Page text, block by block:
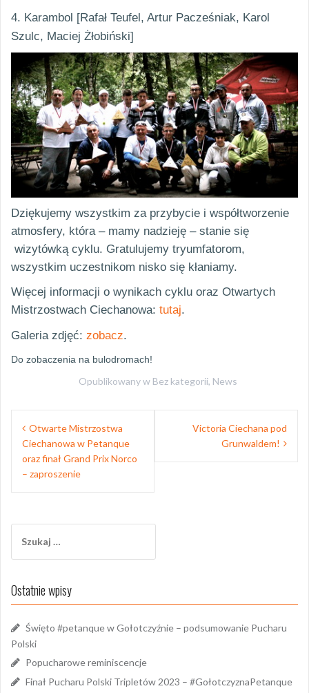
4. Karambol [Rafał Teufel, Artur Pacześniak, Karol
Szulc, Maciej Żłobiński]
Dziękujemy wszystkim za przybycie i współtworzenie
atmosfery, która – mamy nadzieję – stanie się
wizytówką cyklu. Gratulujemy tryumfatorom,
wszystkim uczestnikom nisko się kłaniamy.
Więcej informacji o wynikach cyklu oraz Otwartych
Mistrzostwach Ciechanowa: tutaj.
Galeria zdjęć: zobacz.
Do zobaczenia na bulodromach!
Opublikowany w Bez kategorii, News
Nawigacja
wpisu
Otwarte Mistrzostwa
Ciechanowa w Petanque
oraz finał Grand Prix Norco
– zaproszenie
Victoria Ciechana pod
Grunwaldem!
Ostatnie wpisy
Święto #petanque w Gołotczyźnie – podsumowanie Pucharu
Polski
Popucharowe reminiscencje
Finał Pucharu Polski Tripletów 2023 – #GołotczyznaPetanque